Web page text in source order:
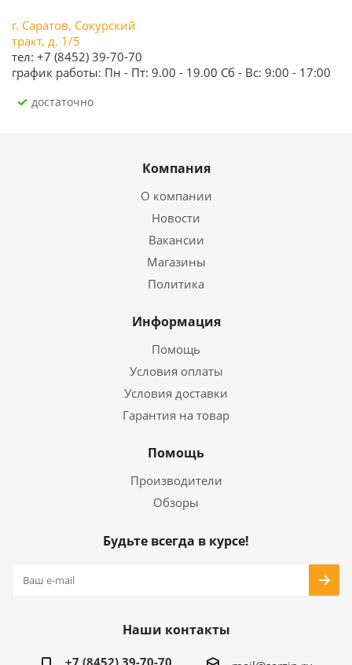
г. Саратов, Сокурский
тракт, д. 1/5
тел: +7 (8452) 39-70-70
график работы: Пн - Пт: 9.00 - 19.00 Сб - Вс: 9:00 - 17:00
Достаточно
Компания
О компании
Новости
Вакансии
Магазины
Политика
Информация
Помощь
Условия оплаты
Условия доставки
Гарантия на товар
Помощь
Производители
Обзоры
Будьте всегда в курсе!
Наши контакты
+7 (8452) 39-70-70